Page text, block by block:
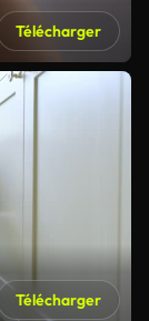
Télécharger
Télécharger